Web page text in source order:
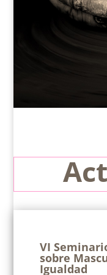
VI
sobre
Igualdad